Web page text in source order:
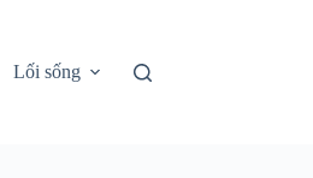
Lối sống